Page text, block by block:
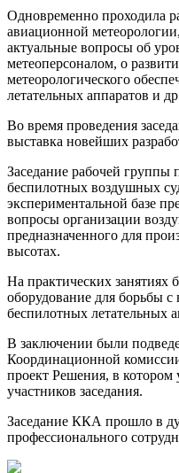
Одновременно проходила
авиационной
актуальные вопросы об
метеоперсоналом, о
метеорологического
летательных аппаратов и
Во время проведения
выставка новейших
Заседание рабочей
беспилотных воздушных
экспериментальной базе
вопросы организации
предназначенного для
высотах.
На практических занятиях
оборудование для борьбы
беспилотных летательных
В заключении были
Координационной
проект Решения, в
участников заседания.
Заседание ККА прошло в
профессионального